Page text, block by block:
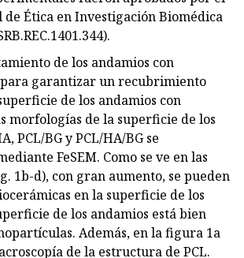
de Ética en Investigación Biomédica
de los andamios con
garantizar un recubrimiento
de los andamios con
morfologías de la superficie de los
PCL/BG y PCL/HA/BG se
FeSEM. Como se ve en las
1b-d), con gran aumento, se pueden
en la superficie de los
de los andamios está bien
Además, en la figura 1a
de la estructura de PCL.